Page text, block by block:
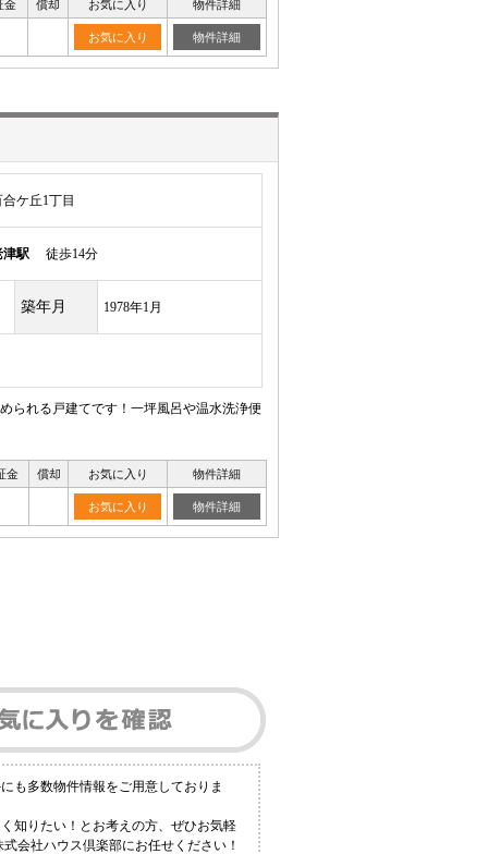
金 償却 お気に入り 物件詳細
お気に入り 物件詳細
ケ丘1丁目
津駅 徒歩14分
築年月 1978年1月
られる戸建てです！一坪風呂や温水洗浄便
金 償却 お気に入り 物件詳細
お気に入り 物件詳細
も多数物件情報をご用意しておりま
知りたい！とお考えの方、ぜひお気軽
会社ハウス倶楽部にお任せください！